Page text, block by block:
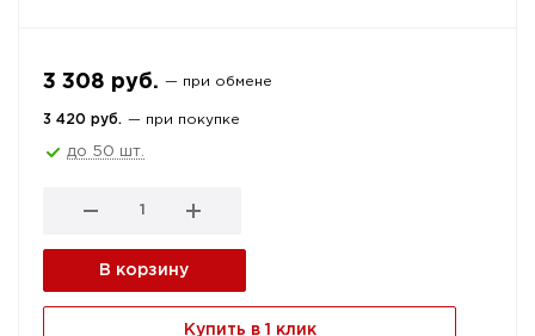
3 308 руб. — при обмене
3 420 руб. — при покупке
до 50 шт.
В корзину
Купить в 1 клик